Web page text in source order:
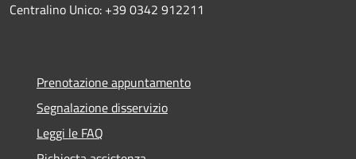
Centralino Unico: +39 0342 912211
Prenotazione appuntamento
Segnalazione disservizio
Leggi le FAQ